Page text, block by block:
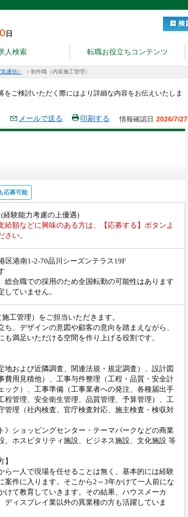
日
人検索 転職お役立ちコンテンツ
通信） > 制作職（内装施工管理）
ご検討いただく際にはより詳細な内容をお伝えいたしま
情報確認日 2026/7/27
メールで送る 印刷する
応募可能
経験能力考慮の上優遇)
給額などに興味のある方は、【応募する】ボタンよ
さい。
区港南1-2-70品川シーズンテラス19F
総合職での採用のため全国転勤の可能性はあります
していません。
工管理）をご担当いただきます。
ち、デザインの意図や顧客の意向を踏まえながら、
も満足いただける空間を作り上げる役割です。
地および近隣調査、関連法規・規定調査）、設計図
費用見積他）、工事与件整理（工程・品質・安全計
ック）、工事準備（工事業者への発注、各種届出手
程管理、安全衛生管理、品質管理、予算管理）、工
管理（社内検査、官庁検査対応、施主検査・検収対
》ショッピングセンター・テーマパークなどの商業
、ホスピタリティ施設、ビジネス施設、文化施設 等
】
ら一人で現場を任せることは無く、基本的には経験
案件に入ります。そこから2～3年かけて一人前にな
けて教育していきます。その結果、ハウスメーカ
ディスプレイ業以外の異業種の方も活躍していま